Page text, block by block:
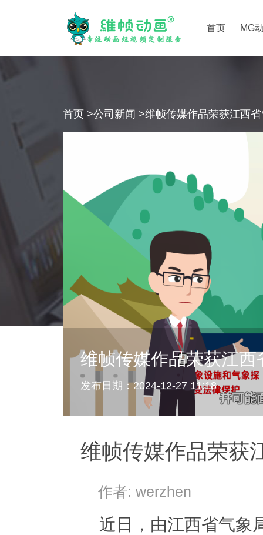
首页 MG
首页 >公司新闻 >维帧传媒作品荣获江西
维帧传媒作品荣获江
发布日期：2024-12-27 11:18
维帧传媒作品荣获
作者: werzhen
近日，由江西省气象